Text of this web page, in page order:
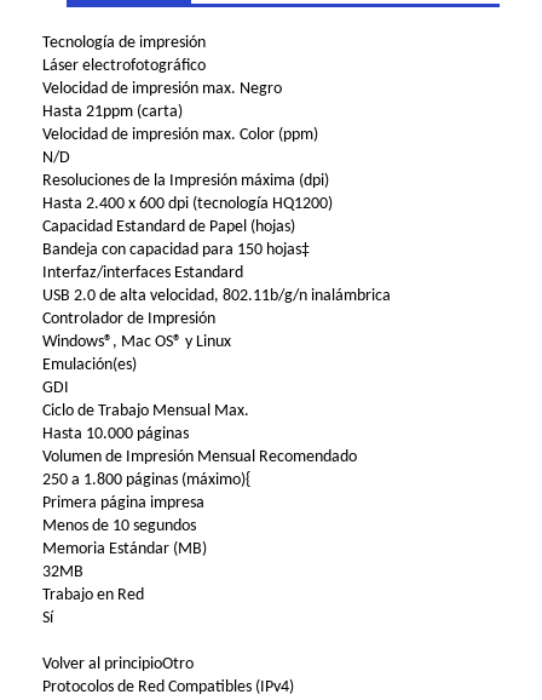
Tecnología de impresión
Láser electrofotográfico
Velocidad de impresión max. Negro
Hasta 21ppm (carta)
Velocidad de impresión max. Color (ppm)
N/D
Resoluciones de la Impresión máxima (dpi)
Hasta 2.400 x 600 dpi (tecnología HQ1200)
Capacidad Estandard de Papel (hojas)
Bandeja con capacidad para 150 hojas‡
Interfaz/interfaces Estandard
USB 2.0 de alta velocidad, 802.11b/g/n inalámbrica
Controlador de Impresión
Windows®, Mac OS® y Linux
Emulación(es)
GDI
Ciclo de Trabajo Mensual Max.
Hasta 10.000 páginas
Volumen de Impresión Mensual Recomendado
250 a 1.800 páginas (máximo){
Primera página impresa
Menos de 10 segundos
Memoria Estándar (MB)
32MB
Trabajo en Red
Sí
Volver al principioOtro
Protocolos de Red Compatibles (IPv4)